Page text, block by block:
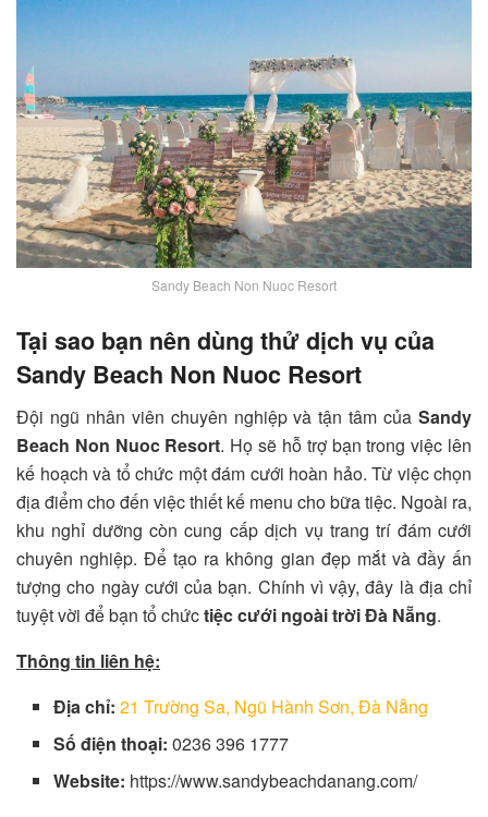
Sandy Beach Non Nuoc Resort
Tại sao bạn nên dùng thử dịch vụ của
Sandy Beach Non Nuoc Resort
Đội ngũ nhân viên chuyên nghiệp và tận tâm của Sandy
Beach Non Nuoc Resort. Họ sẽ hỗ trợ bạn trong việc lên
kế hoạch và tổ chức một đám cưới hoàn hảo. Từ việc chọn
địa điểm cho đến việc thiết kế menu cho bữa tiệc. Ngoài ra,
khu nghỉ dưỡng còn cung cấp dịch vụ trang trí đám cưới
chuyên nghiệp. Để tạo ra không gian đẹp mắt và đầy ấn
tượng cho ngày cưới của bạn. Chính vì vậy, đây là địa chỉ
tuyệt vời để bạn tổ chứctiệc cưới ngoài trời Đà Nẵng.
Thông tin liên hệ:
Địa chỉ:21 Trường Sa, Ngũ Hành Sơn, Đà Nẵng
Số điện thoại:0236 396 1777
Website: https://www.sandybeachdanang.com/